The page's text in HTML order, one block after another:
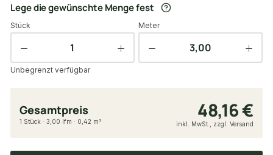
Lege die gewünschte Menge fest
Stück Meter
Unbegrenzt verfügbar
Gesamtpreis 48,16 €
1 Stück · 3,00 lfm · 0,42 m² inkl. MwSt., zzgl. Versand